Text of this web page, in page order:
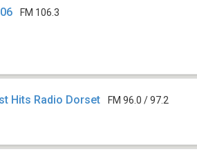
FM 106.3
Hits Radio Dorset FM 96.0 / 97.2